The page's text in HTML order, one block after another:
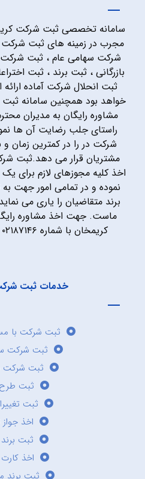
سامانه تخصصی ثبت شرکت
مجرب در زمینه های ثبت
شرکت سهامی عام ، ثبت
بازرگانی ، ثبت برند ، ثبت
ثبت انحلال شرکت آماده
خواهد بود همچنین سامانه
مشاوره رایگان به مدیران
راستای جلب رضایت آن ها
شرکت در را در کمترین زمان و
مشتریان قرار می دهد.ثبت
اخذ کلیه مجوزهای لازم برای
نموده و در تمامی امور جهت
برند متقاضیان را یاری می
ماست. جهت اخذ مشاوره
کریمخان با شماره ۰۲۱۸۷۱۴۶ تماس حاصل فرمایید.
خدمات ثبت
ثبت شرکت با
ثبت شرکت
ثبت شرکت
ثبت
ثبت
اخذ
ثبت
اخذ کارت
ثبت برند